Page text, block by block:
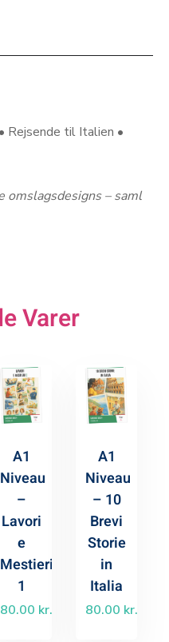
Rejsende til Italien •
omslagsdesigns – saml
Varer
A1
Niveau
–
Lavori
e
Mestieri
1
80.00 kr.
A1
Niveau
– 10
Brevi
Storie
in
Italia
80.00 kr.